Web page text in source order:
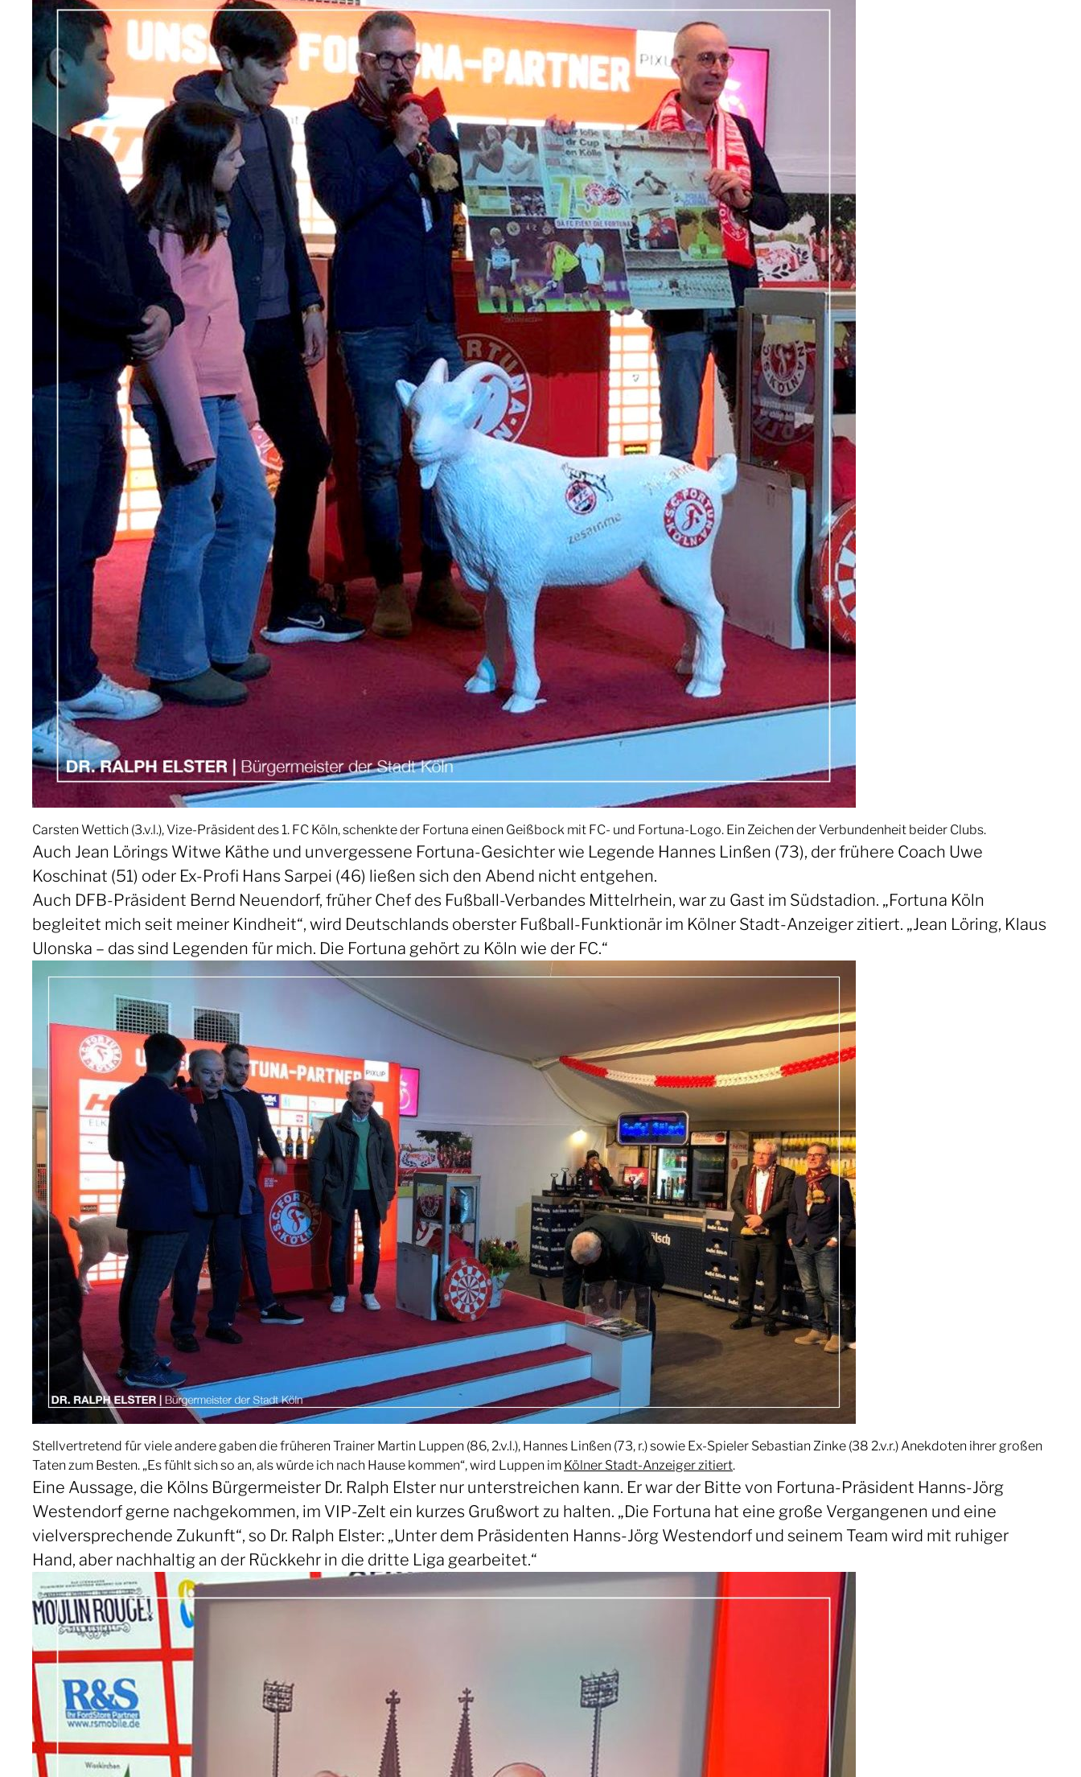
Carsten Wettich (3.v.l.), Vize-Präsident des 1. FC Köln, schenkte der Fortuna einen Geißbock mit FC- und Fortuna-Logo. Ein Zeichen der Verbundenheit beider Clubs.
Auch Jean Lörings Witwe Käthe und unvergessene Fortuna-Gesichter wie Legende Hannes Linßen (73), der frühere Coach Uwe
Koschinat (51) oder Ex-Profi Hans Sarpei (46) ließen sich den Abend nicht entgehen.
Auch DFB-Präsident Bernd Neuendorf, früher Chef des Fußball-Verbandes Mittelrhein, war zu Gast im Südstadion. „Fortuna Köln
begleitet mich seit meiner Kindheit“, wird Deutschlands oberster Fußball-Funktionär im Kölner Stadt-Anzeiger zitiert. „Jean Löring, Klaus
Ulonska – das sind Legenden für mich. Die Fortuna gehört zu Köln wie der FC.“
Stellvertretend für viele andere gaben die früheren Trainer Martin Luppen (86, 2.v.l.), Hannes Linßen (73, r.) sowie Ex-Spieler Sebastian Zinke (38 2.v.r.) Anekdoten ihrer großen
Taten zum Besten. „Es fühlt sich so an, als würde ich nach Hause kommen“, wird Luppen im Kölner Stadt-Anzeiger zitiert.
Eine Aussage, die Kölns Bürgermeister Dr. Ralph Elster nur unterstreichen kann. Er war der Bitte von Fortuna-Präsident Hanns-Jörg
Westendorf gerne nachgekommen, im VIP-Zelt ein kurzes Grußwort zu halten. „Die Fortuna hat eine große Vergangenen und eine
vielversprechende Zukunft“, so Dr. Ralph Elster: „Unter dem Präsidenten Hanns-Jörg Westendorf und seinem Team wird mit ruhiger
Hand, aber nachhaltig an der Rückkehr in die dritte Liga gearbeitet.“